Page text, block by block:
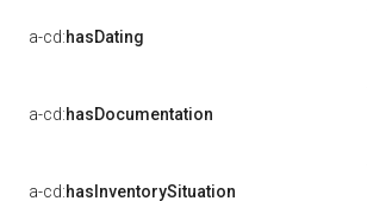
a-cd:hasDating
a-cd:hasDocumentation
a-cd:hasInventorySituation